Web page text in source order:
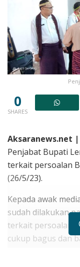
0
SHARES
Aksaranews.net
Penjabat Bupati
terkait persoalan
(26/5/23).
Kepada awak
sudah dilakukan
terkait persoalan
cukup bagus dan